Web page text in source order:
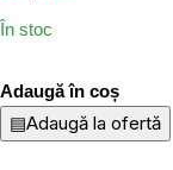
În stoc
Adaugă în coș
▤Adaugă la ofertă